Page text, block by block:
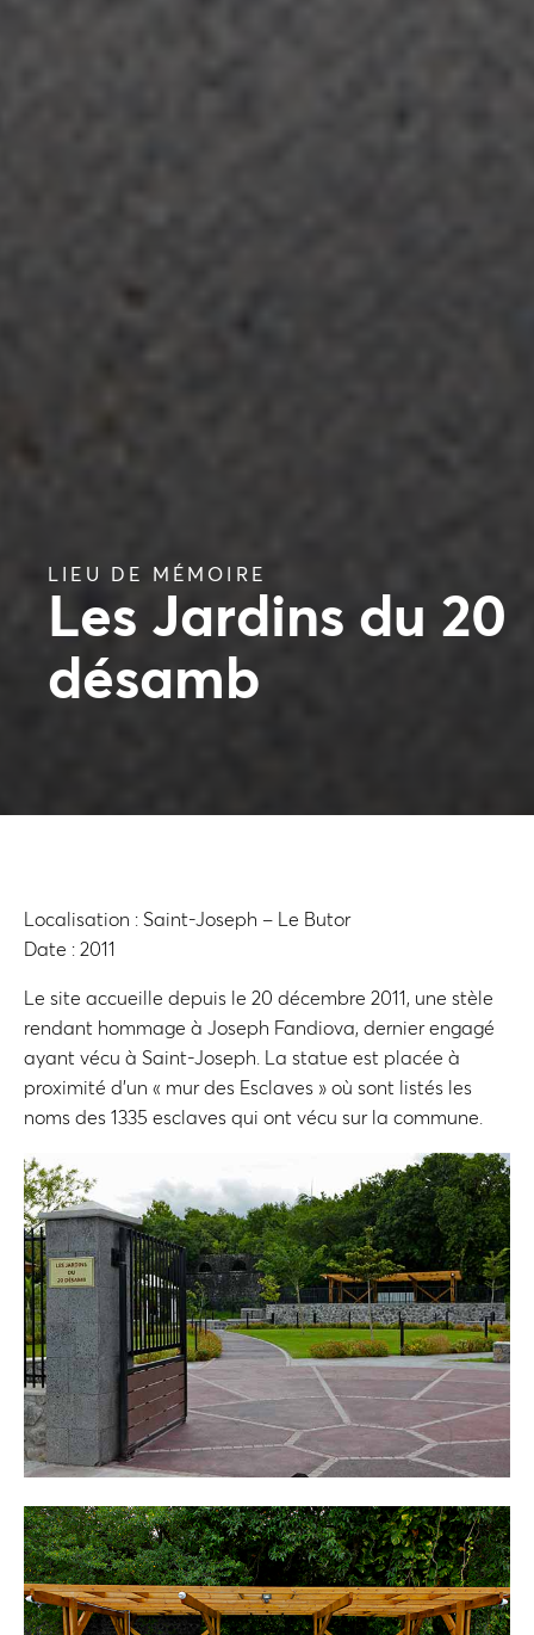
LIEU DE MÉMOIRE
Les Jardins du 20
désamb
Localisation : Saint-Joseph – Le Butor
Date : 2011
Le site accueille depuis le 20 décembre 2011, une stèle
rendant hommage à Joseph Fandiova, dernier engagé
ayant vécu à Saint-Joseph. La statue est placée à
proximité d’un « mur des Esclaves » où sont listés les
noms des 1335 esclaves qui ont vécu sur la commune.